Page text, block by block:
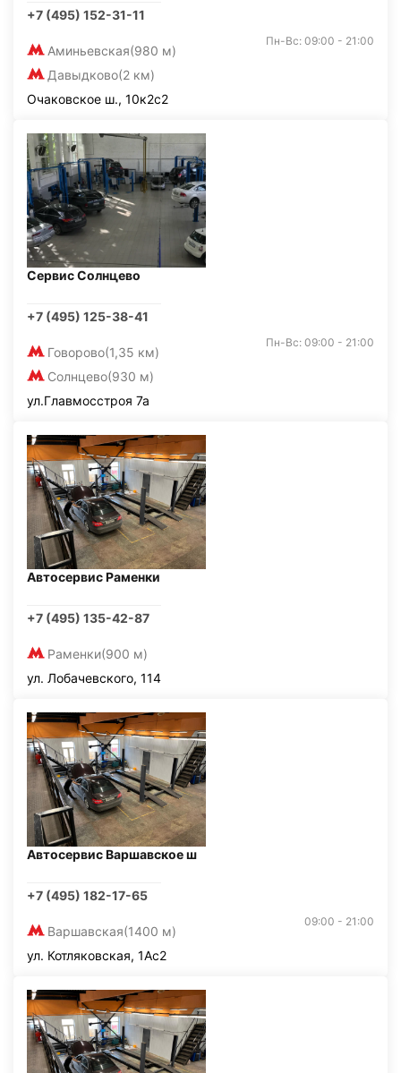
+7 (495) 152-31-11
Аминьевская(980 м)
Давыдково(2 км)
Пн-Вс: 09:00 - 21:00
Очаковское ш., 10к2с2
Сервис Солнцево
+7 (495) 125-38-41
Говорово(1,35 км)
Солнцево(930 м)
Пн-Вс: 09:00 - 21:00
ул.Главмосстроя 7а
Автосервис Раменки
+7 (495) 135-42-87
Раменки(900 м)
ул. Лобачевского, 114
Автосервис Варшавское ш
+7 (495) 182-17-65
Варшавская(1400 м)
09:00 - 21:00
ул. Котляковская, 1Ас2